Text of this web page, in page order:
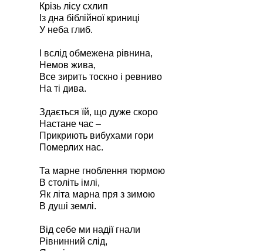
Крізь лісу схлип
Із дна біблійної криниці
У неба глиб.
І вслід обмежена рівнина,
Немов жива,
Все зирить тоскно і ревниво
На ті дива.
Здається їй, що дуже скоро
Настане час –
Прикриють вибухами гори
Померлих нас.
Та марне гноблення тюрмою
В століть імлі,
Як літа марна пря з зимою
В душі землі.
Від себе ми надії гнали
Рівнинний слід,